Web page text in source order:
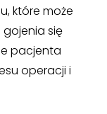
które może
się
pacjenta
operacji i